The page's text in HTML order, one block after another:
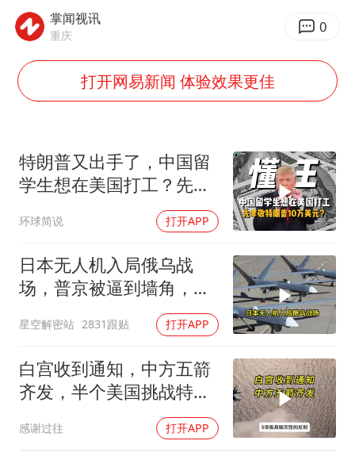
新疆一婚礼线上邀请引热议
韩军前线部队连曝丑闻
云南一男子胃中取出180颗铁钉
奋力开创中国式现代化建设新局面
掌闻视讯
重庆 0
打开网易新闻 体验效果更佳
特朗普又出手了，中国留
学生想在美国打工？先孝
环球简说 打开APP
日本无人机入局俄乌战
场，普京被逼到墙角，这
场仗只剩下死战一条路
星空解密站 2831跟贴 打开APP
白宫收到通知，中方五箭
齐发，半个美国挑战特朗
感谢过往 打开APP